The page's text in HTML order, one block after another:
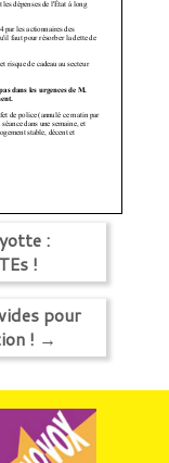
:
!
pour
! →